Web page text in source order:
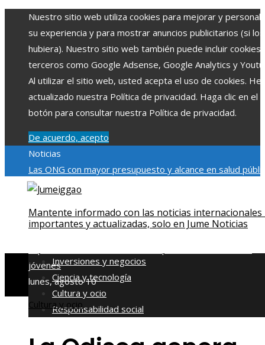
Nuestro sitio web utiliza cookies para mejorar y
su experiencia y para mostrar anuncios publicitarios (si los
hubiera). Nuestro sitio web también puede incluir cookies
terceros como Google Adsense, Google Analytics y
Al utilizar el sitio web, usted acepta el uso de cookies.
actualizado nuestra Política de privacidad. Haga clic en el
botón para consultar nuestra Política de privacidad.
De acuerdo, acepto
Noticias
Las ONG con mayor presupuesto y alcance en salud
educaciónImpacto económico y social de la estacionalidad
impacto en la regulación bancariaCómo la RSE impulsa el
desarrollo social y ambiental en comunidades chilenas
jóvenes
lunes, agosto 10
Mantente informado con las noticias internacionales
importantes y actualizadas, solo en Jume Noticias
Inversiones y negocios
Ciencia y tecnología
Cultura y ocio
Responsabilidad social
Cultura y ocio